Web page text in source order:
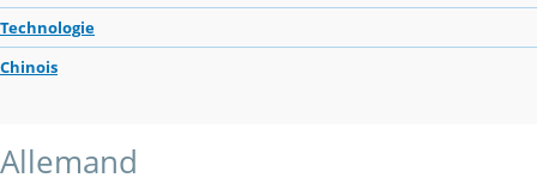
Technologie
Chinois
Allemand